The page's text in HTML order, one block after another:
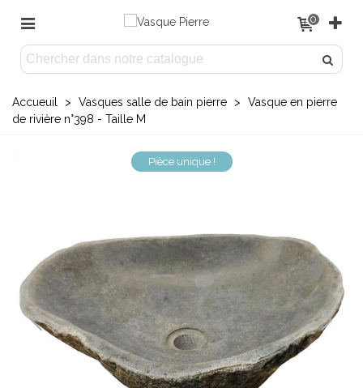
0
Accueuil > Vasques salle de bain pierre >
Vasque en pierre
de rivière n°398 - Taille M
Pièce unique !